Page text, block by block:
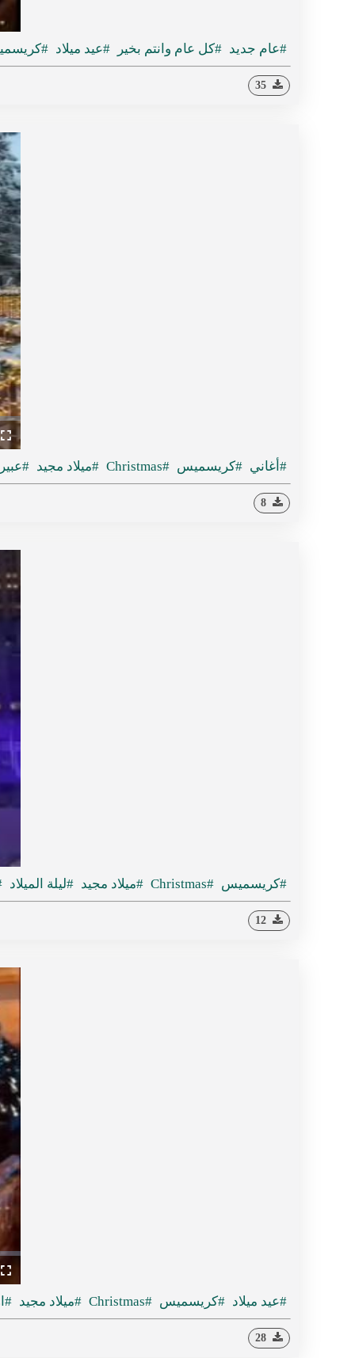
#عام جديد #كل عام وانتم بخير #عيد ميلاد
#أغاني #كريسميس #Christmas #ميلاد مجيد
#كريسميس #Christmas #ميلاد مجيد #ليلة الميلاد
#عيد ميلاد #كريسميس #Christmas #ميلاد مجيد